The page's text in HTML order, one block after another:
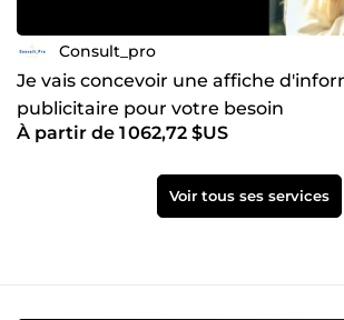
Consult_pro
Je vais concevoir une affiche
publicitaire pour votre besoin
À partir de 1 062,72 $US
Voir tous ses services